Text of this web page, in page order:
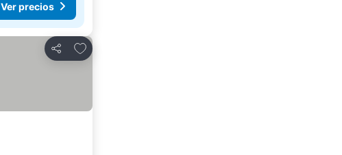
Ver precios
Compartir
Añadir a favoritos